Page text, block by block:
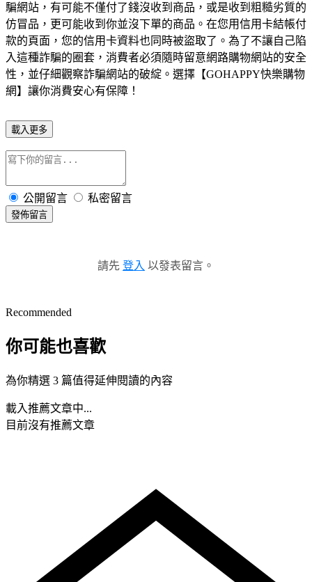
騙網站，有可能不僅付了錢沒收到商品，或是收到粗糙劣質的
仿冒品，更可能收到你並沒下單的商品。在您用信用卡結帳付
款的頁面，您的信用卡資料也同時被盜取了。為了不讓自己陷
入這種詐騙的圈套，消費者必須隨時留意網路購物網站的安全
性，並仔細觀察詐騙網站的破綻。選擇【GOHAPPY快樂購物
網】讓你消費安心有保障！
載入更多
公開留言 私密留言
發佈留言
請先 登入 以發表留言。
Recommended
你可能也喜歡
為你精選 3 篇值得延伸閱讀的內容
載入推薦文章中...
目前沒有推薦文章